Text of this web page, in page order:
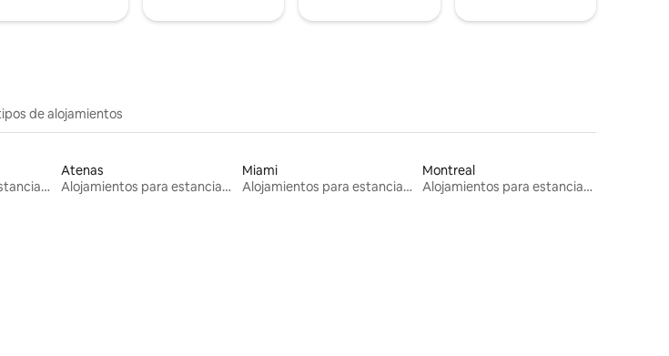
de alojamientos
Alojamientos para estancias largas
Atenas
Alojamientos para estancias largas
Miami
Alojamientos para estancias largas
Montreal
Alojamientos para estancias largas